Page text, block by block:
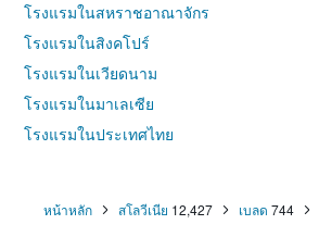
โรงแรมในสหราชอาณาจักร
โรงแรมในสิงคโปร์
โรงแรมในเวียดนาม
โรงแรมในมาเลเซีย
โรงแรมในประเทศไทย
หน้าหลัก สโลวีเนีย 12,427 เบลด 744